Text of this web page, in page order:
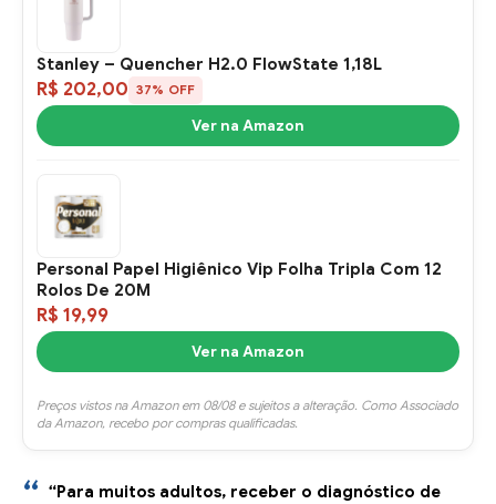
Stanley – Quencher H2.0 FlowState 1,18L
R$ 202,00 37% OFF
Ver na Amazon
Personal Papel Higiênico Vip Folha Tripla Com 12
Rolos De 20M
R$ 19,99
Ver na Amazon
Preços vistos na Amazon em 08/08 e sujeitos a alteração. Como Associado
da Amazon, recebo por compras qualificadas.
“Para muitos adultos, receber o diagnóstico de